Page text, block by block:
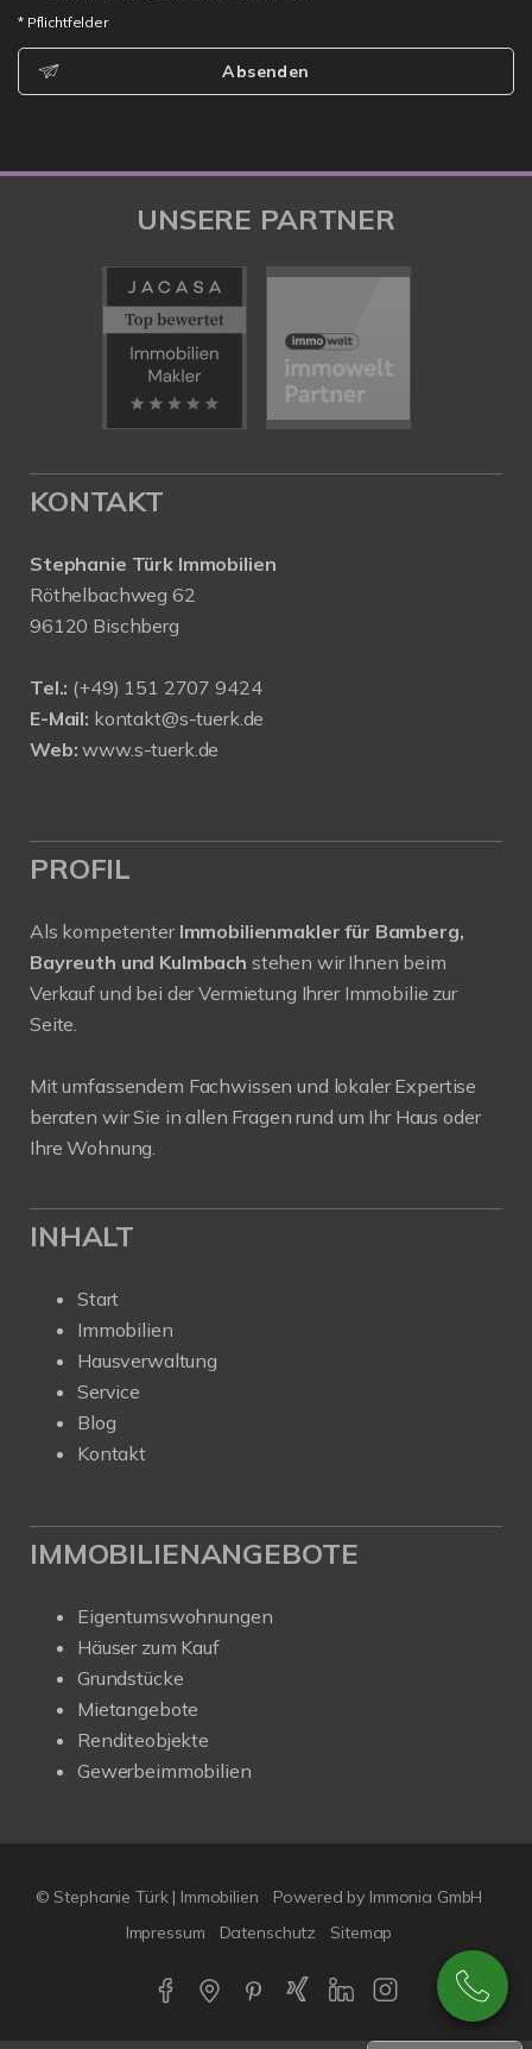
* Pflichtfelder
Absenden
UNSERE PARTNER
KONTAKT
Stephanie Türk Immobilien
Röthelbachweg 62
96120 Bischberg
Tel.: (+49) 151 2707 9424
E-Mail: kontakt@s-tuerk.de
Web: www.s-tuerk.de
PROFIL
Als kompetenter Immobilienmakler für Bamberg,
Bayreuth und Kulmbach stehen wir Ihnen beim
Verkauf und bei der Vermietung Ihrer Immobilie zur
Seite.
Mit umfassendem Fachwissen und lokaler Expertise
beraten wir Sie in allen Fragen rund um Ihr Haus oder
Ihre Wohnung.
INHALT
Start
Immobilien
Hausverwaltung
Service
Blog
Kontakt
IMMOBILIENANGEBOTE
Eigentumswohnungen
Häuser zum Kauf
Grundstücke
Mietangebote
Renditeobjekte
Gewerbeimmobilien
© Stephanie Türk | Immobilien
Powered by Immonia GmbH
Impressum
Datenschutz Sitemap